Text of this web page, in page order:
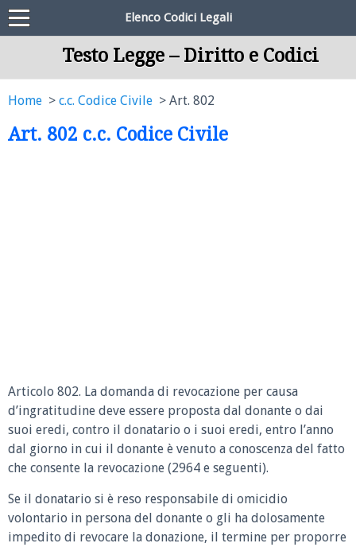
Elenco Codici Legali
Testo Legge – Diritto e Codici
Home c.c. Codice Civile Art. 802
Art. 802 c.c. Codice Civile
Articolo 802. La domanda di revocazione per causa
d’ingratitudine deve essere proposta dal donante o dai
suoi eredi, contro il donatario o i suoi eredi, entro l’anno
dal giorno in cui il donante è venuto a conoscenza del fatto
che consente la revocazione (2964 e seguenti).
Se il donatario si è reso responsabile di omicidio
volontario in persona del donante o gli ha dolosamente
impedito di revocare la donazione, il termine per proporre